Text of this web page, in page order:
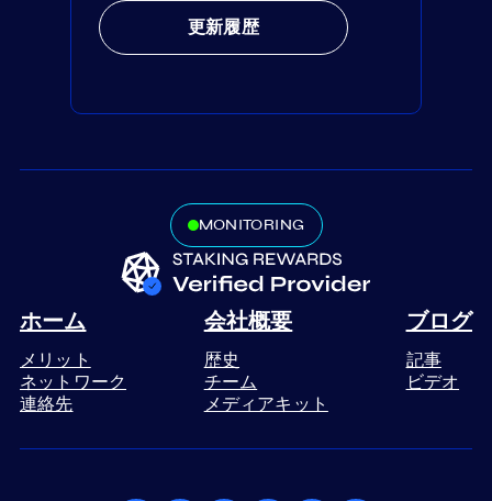
更新履歴
MONITORING
ホーム
メリット
ネットワーク
連絡先
会社概要
歴史
チーム
メディアキット
ブログ
記事
ビデオ